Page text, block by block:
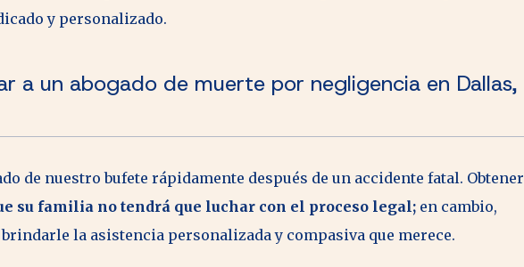
y personalizado.
a un abogado de muerte por negligencia en Dallas,
de nuestro bufete rápidamente después de un accidente fatal. Obtener
su familia no tendrá que luchar con el proceso legal; en cambio,
la asistencia personalizada y compasiva que merece.